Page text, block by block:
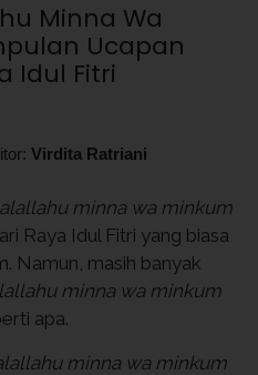
Minna Wa
Ucapan
Idul Fitri
Virdita Ratriani
minna wa minkum
Raya Idul Fitri yang biasa
Namun, masih banyak
minna wa minkum
apa.
minna wa minkum